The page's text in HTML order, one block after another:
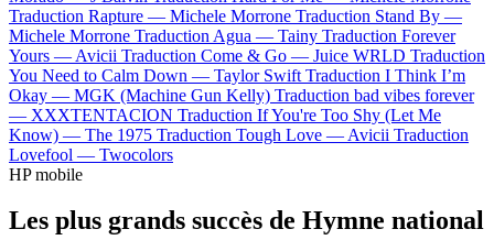
Traduction Rapture — Michele Morrone Traduction Stand By —
Michele Morrone Traduction Agua — Tainy Traduction Forever
Yours — Avicii Traduction Come & Go — Juice WRLD Traduction
You Need to Calm Down — Taylor Swift Traduction I Think I’m
Okay — MGK (Machine Gun Kelly) Traduction bad vibes forever
— XXXTENTACION Traduction If You're Too Shy (Let Me
Know) — The 1975 Traduction Tough Love — Avicii Traduction
Lovefool — Twocolors
HP mobile
Les plus grands succès de Hymne national